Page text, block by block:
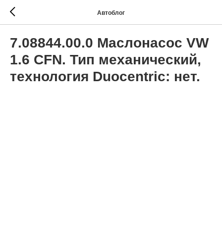
Автоблог
7.08844.00.0 Маслонасос VW
1.6 CFN. Тип механический,
технология Duocentric: нет.